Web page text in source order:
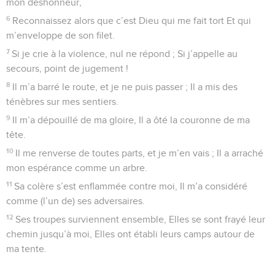
mon déshonneur,
6 Reconnaissez alors que c’est Dieu qui me fait tort Et qui
m’enveloppe de son filet.
7 Si je crie à la violence, nul ne répond ; Si j’appelle au
secours, point de jugement !
8 Il m’a barré le route, et je ne puis passer ; Il a mis des
ténèbres sur mes sentiers.
9 Il m’a dépouillé de ma gloire, Il a ôté la couronne de ma
tête.
10 Il me renverse de toutes parts, et je m’en vais ; Il a arraché
mon espérance comme un arbre.
11 Sa colère s’est enflammée contre moi, Il m’a considéré
comme (l’un de) ses adversaires.
12 Ses troupes surviennent ensemble, Elles se sont frayé leur
chemin jusqu’à moi, Elles ont établi leurs camps autour de
ma tente.